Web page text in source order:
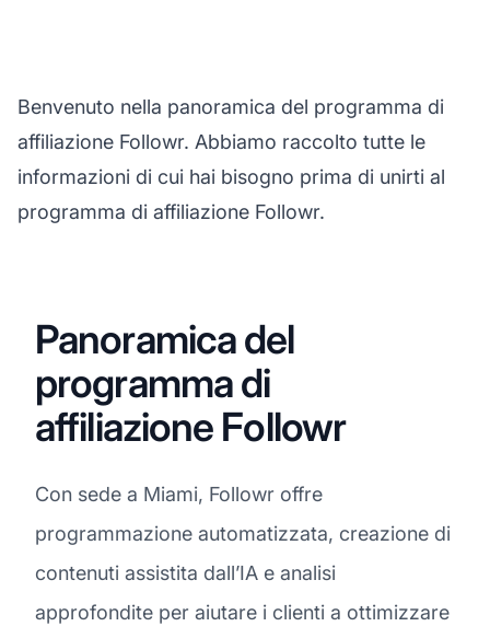
Benvenuto nella panoramica del programma di
affiliazione Followr. Abbiamo raccolto tutte le
informazioni di cui hai bisogno prima di unirti al
programma di affiliazione Followr.
Panoramica del
programma di
affiliazione Followr
Con sede a Miami, Followr offre
programmazione automatizzata, creazione di
contenuti assistita dall’IA e analisi
approfondite per aiutare i clienti a ottimizzare